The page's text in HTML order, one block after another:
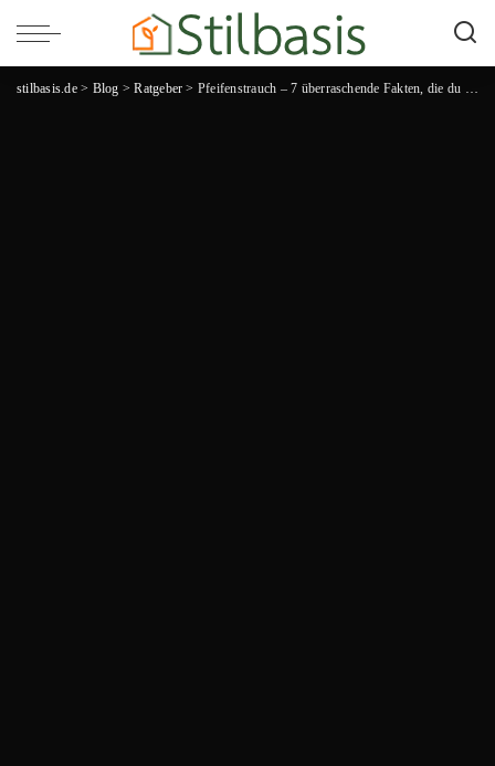
stilbasis.de> Blog >Ratgeber > Pfeifenstrauch – 7 überraschende Fakten, die du kennen solltest!